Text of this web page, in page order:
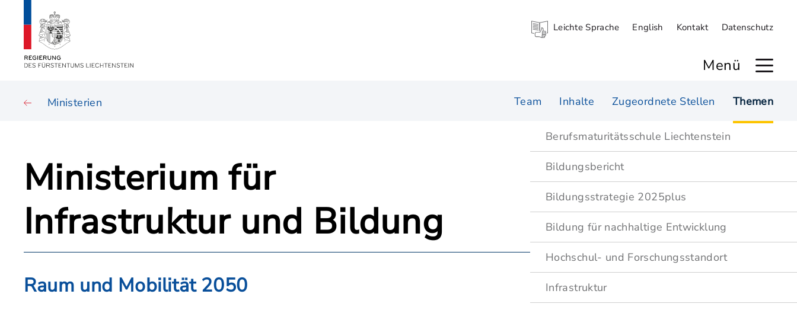
Leichte Sprache English Kontakt Datenschutz
Menü
Ministerien Team Inhalte Zugeordnete Stellen Themen
Berufsmaturitätsschule Liechtenstein
Bildungsbericht
Bildungsstrategie 2025plus
Bildung für nachhaltige Entwicklung
Hochschul- und Forschungsstandort
Infrastruktur
Ministerium für
Infrastruktur und Bildung
Raum und Mobilität 2050